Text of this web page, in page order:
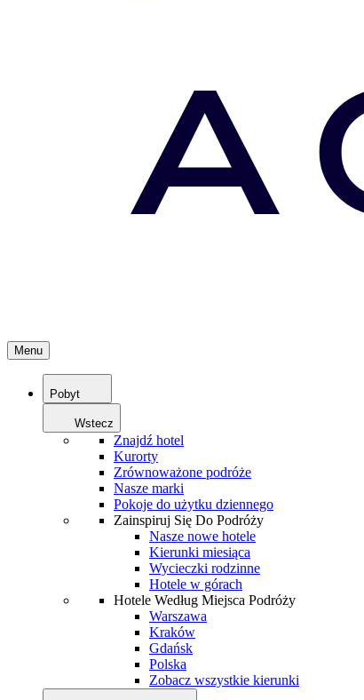
Menu
Pobyt
Wstecz
Znajdź hotel
Kurorty
Zrównoważone podróże
Nasze marki
Pokoje do użytku dziennego
Zainspiruj Się Do Podróży
Nasze nowe hotele
Kierunki miesiąca
Wycieczki rodzinne
Hotele w górach
Hotele Według Miejsca Podróży
Warszawa
Kraków
Gdańsk
Polska
Zobacz wszystkie kierunki